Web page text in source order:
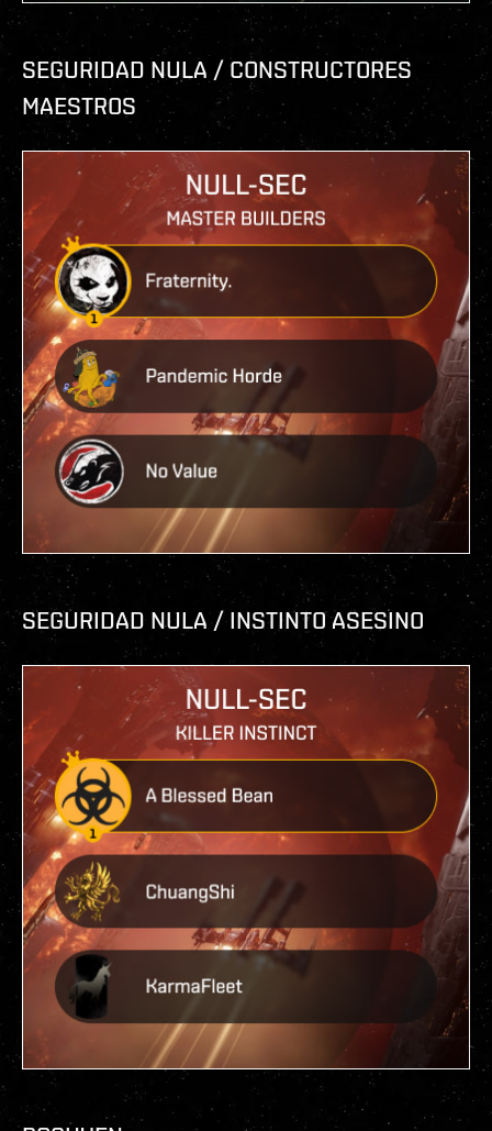
SEGURIDAD NULA / CONSTRUCTORES
MAESTROS
SEGURIDAD NULA / INSTINTO ASESINO